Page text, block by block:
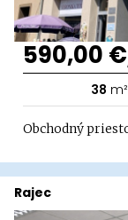
590,00
38 m²
Obchodný
Rajec